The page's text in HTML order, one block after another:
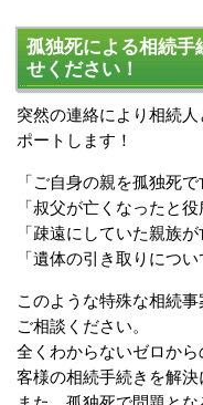
孤独死による相続手
せください！
突然の連絡により相続
ポートします！
「ご自身の親を孤独死
「叔父が亡くなったと
「疎遠にしていた親族
「遺体の引き取りにつ
このような特殊な相続
ご相談ください。
全くわからないゼロか
客様の相続手続きを解決